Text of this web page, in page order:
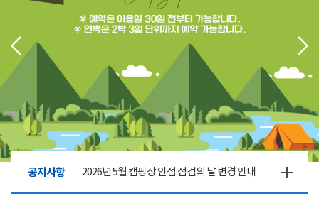
공지사항 2026년 5월 캠핑장 안점 점검의 날 변경 안내